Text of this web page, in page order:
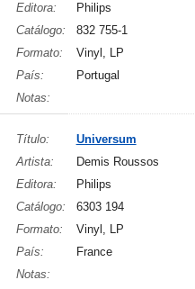
Editora:
Philips
Catálogo:
832 755-1
Formato:
Vinyl, LP
País:
Portugal
Notas:
Título:
Universum
Artista:
Demis Roussos
Editora:
Philips
Catálogo:
6303 194
Formato:
Vinyl, LP
País:
France
Notas: